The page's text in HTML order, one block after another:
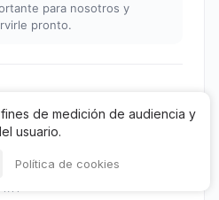
para nosotros y
pronto.
y entregado a
de medición de audiencia y
usuario.
Política de cookies